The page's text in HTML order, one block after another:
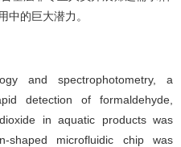
中的巨大潜力。
and spectrophotometry, a
detection of formaldehyde,
in aquatic products was
shaped microfluidic chip was